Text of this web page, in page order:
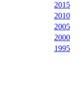
2015
2010
2005
2000
1995